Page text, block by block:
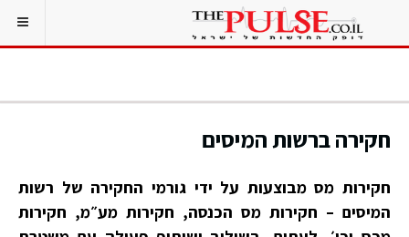
חקירה ברשות המיסים
חקירות מס מבוצעות על ידי גורמי החקירה של רשות
המיסים – חקירות מס הכנסה, חקירות מע״מ, חקירות